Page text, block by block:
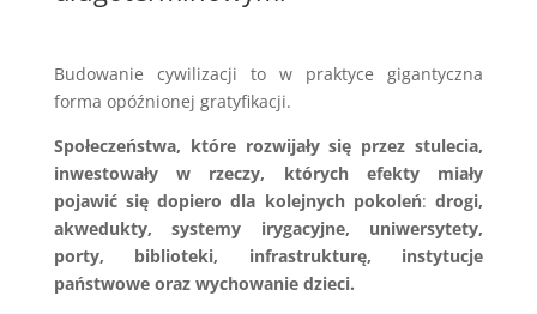
Budowanie cywilizacji to w praktyce gigantyczna
forma opóźnionej gratyfikacji.
Społeczeństwa, które rozwijały się przez stulecia,
inwestowały w rzeczy, których efekty miały
pojawić się dopiero dla kolejnych pokoleń:drogi,
akwedukty, systemy irygacyjne, uniwersytety,
porty, biblioteki, infrastrukturę, instytucje
państwowe oraz wychowanie dzieci.